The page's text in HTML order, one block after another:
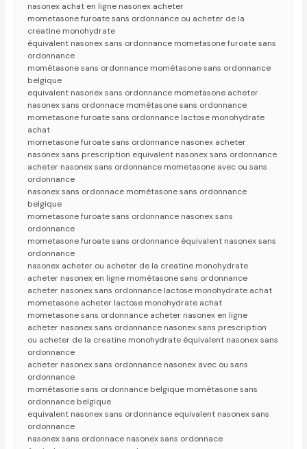
nasonex achat en ligne nasonex acheter
mometasone furoate sans ordonnance ou acheter de la
creatine monohydrate
équivalent nasonex sans ordonnance mometasone furoate sans
ordonnance
mométasone sans ordonnance mométasone sans ordonnance
belgique
equivalent nasonex sans ordonnance mometasone acheter
nasonex sans ordonnace mométasone sans ordonnance
mometasone furoate sans ordonnance lactose monohydrate
achat
mometasone furoate sans ordonnance nasonex acheter
nasonex sans prescription equivalent nasonex sans ordonnance
acheter nasonex sans ordonnance mometasone avec ou sans
ordonnance
nasonex sans ordonnace mométasone sans ordonnance
belgique
mometasone furoate sans ordonnance nasonex sans
ordonnance
mometasone furoate sans ordonnance équivalent nasonex sans
ordonnance
nasonex acheter ou acheter de la creatine monohydrate
acheter nasonex en ligne mométasone sans ordonnance
acheter nasonex sans ordonnance lactose monohydrate achat
mometasone acheter lactose monohydrate achat
mometasone sans ordonnance acheter nasonex en ligne
acheter nasonex sans ordonnance nasonex sans prescription
ou acheter de la creatine monohydrate équivalent nasonex sans
ordonnance
acheter nasonex sans ordonnance nasonex avec ou sans
ordonnance
mométasone sans ordonnance belgique mométasone sans
ordonnance belgique
equivalent nasonex sans ordonnance equivalent nasonex sans
ordonnance
nasonex sans ordonnace nasonex sans ordonnace